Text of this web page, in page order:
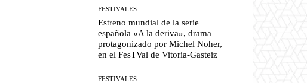
FESTIVALES
Estreno mundial de la serie
española «A la deriva», drama
protagonizado por Michel Noher,
en el FesTVal de Vitoria-Gasteiz
FESTIVALES